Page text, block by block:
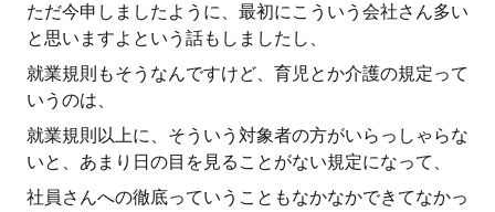
ただ今申しましたように、最初にこういう会社さん多い
と思いますよという話もしましたし、
就業規則もそうなんですけど、育児とか介護の規定って
いうのは、
就業規則以上に、そういう対象者の方がいらっしゃらな
いと、あまり日の目を見ることがない規定になって、
社員さんへの徹底っていうこともなかなかできてなかっ